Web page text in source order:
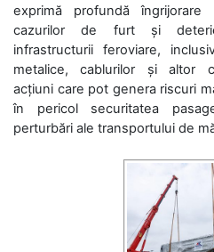
exprimă profundă
cazurilor de furt și
infrastructurii feroviare,
metalice, cablurilor și altor
acțiuni care pot genera riscuri
în pericol securitatea
perturbări ale transportului de